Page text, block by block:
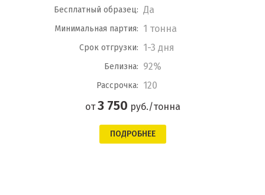
Бесплатный образец: Да
Минимальная партия: 1 тонна
Срок отгрузки: 1-3 дня
Белизна: 92%
Рассрочка: 120
от3 750 руб./тонна
ПОДРОБНЕЕ